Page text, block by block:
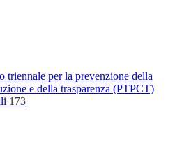
triennale per la prevenzione della
e della trasparenza (PTPCT)
173